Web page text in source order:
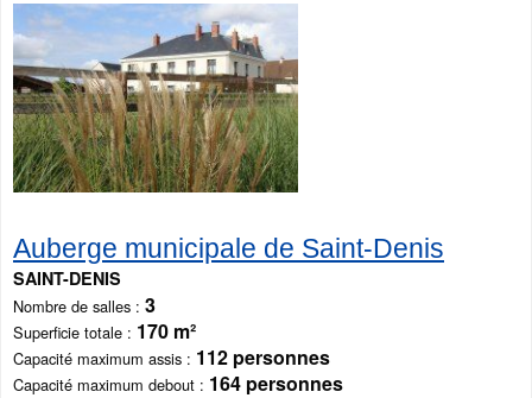
Auberge municipale de Saint-Denis
SAINT-DENIS
Nombre de salles 3
Superficie totale 170 m²
Capacité maximum assis 112 personnes
Capacité maximum debout 164 personnes